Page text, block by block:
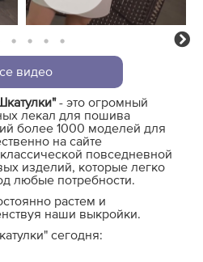
3 4 5 6
видео
- это огромный
лекал для пошива
более 1000 моделей для
на сайте
повседневной
изделий, которые легко
любые потребности.
растем и
наши выкройки.
сегодня: